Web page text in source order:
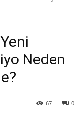
Neden
0
67